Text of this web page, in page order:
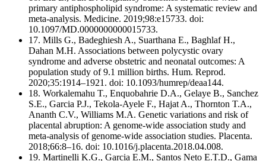
primary antiphospholipid syndrome: A systematic review and
meta-analysis. Medicine. 2019;98:e15733. doi:
10.1097/MD.0000000000015733.
17. Mills G., Badeghiesh A., Suarthana E., Baghlaf H.,
Dahan M.H. Associations between polycystic ovary
syndrome and adverse obstetric and neonatal outcomes: A
population study of 9.1 million births. Hum. Reprod.
2020;35:1914–1921. doi: 10.1093/humrep/deaa144.
18. Workalemahu T., Enquobahrie D.A., Gelaye B., Sanchez
S.E., Garcia P.J., Tekola-Ayele F., Hajat A., Thornton T.A.,
Ananth C.V., Williams M.A. Genetic variations and risk of
placental abruption: A genome-wide association study and
meta-analysis of genome-wide association studies. Placenta.
2018;66:8–16. doi: 10.1016/j.placenta.2018.04.008.
19. Martinelli K.G., Garcia E.M., Santos Neto E.T.D., Gama